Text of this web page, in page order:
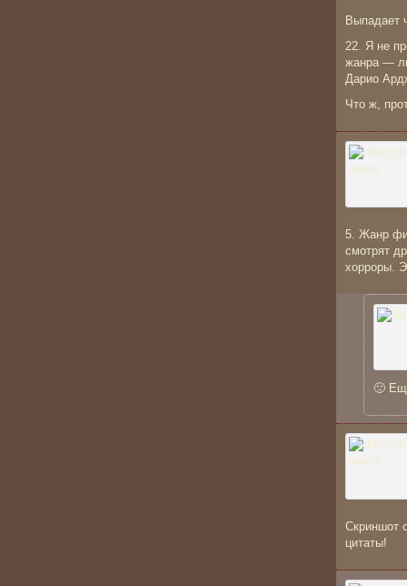
Выпадает
22. Я не
жанра —
Дарио
Что ж,
5. Жанр
смотрят
хорроры.
🙂
Скриншот
цитаты!